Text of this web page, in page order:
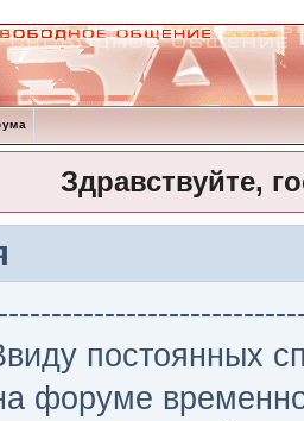
Здравствуйте,
постоянных
форуме